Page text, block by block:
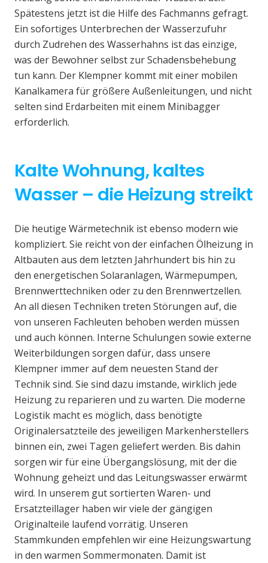
Spätestens jetzt ist die Hilfe des Fachmanns gefragt.
Ein sofortiges Unterbrechen der Wasserzufuhr
durch Zudrehen des Wasserhahns ist das einzige,
was der Bewohner selbst zur Schadensbehebung
tun kann. Der Klempner kommt mit einer mobilen
Kanalkamera für größere Außenleitungen, und nicht
selten sind Erdarbeiten mit einem Minibagger
erforderlich.
Kalte Wohnung, kaltes
Wasser – die Heizung streikt
Die heutige Wärmetechnik ist ebenso modern wie
kompliziert. Sie reicht von der einfachen Ölheizung in
Altbauten aus dem letzten Jahrhundert bis hin zu
den energetischen Solaranlagen, Wärmepumpen,
Brennwerttechniken oder zu den Brennwertzellen.
An all diesen Techniken treten Störungen auf, die
von unseren Fachleuten behoben werden müssen
und auch können. Interne Schulungen sowie externe
Weiterbildungen sorgen dafür, dass unsere
Klempner immer auf dem neuesten Stand der
Technik sind. Sie sind dazu imstande, wirklich jede
Heizung zu reparieren und zu warten. Die moderne
Logistik macht es möglich, dass benötigte
Originalersatzteile des jeweiligen Markenherstellers
binnen ein, zwei Tagen geliefert werden. Bis dahin
sorgen wir für eine Übergangslösung, mit der die
Wohnung geheizt und das Leitungswasser erwärmt
wird. In unserem gut sortierten Waren- und
Ersatzteillager haben wir viele der gängigen
Originalteile laufend vorrätig. Unseren
Stammkunden empfehlen wir eine Heizungswartung
in den warmen Sommermonaten. Damit ist